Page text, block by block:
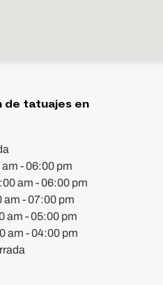
de tatuajes en
am - 06:00 pm
am - 06:00 pm
am - 07:00 pm
am - 05:00 pm
am - 04:00 pm